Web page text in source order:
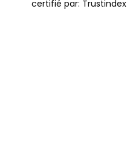
certifié par: Trustindex